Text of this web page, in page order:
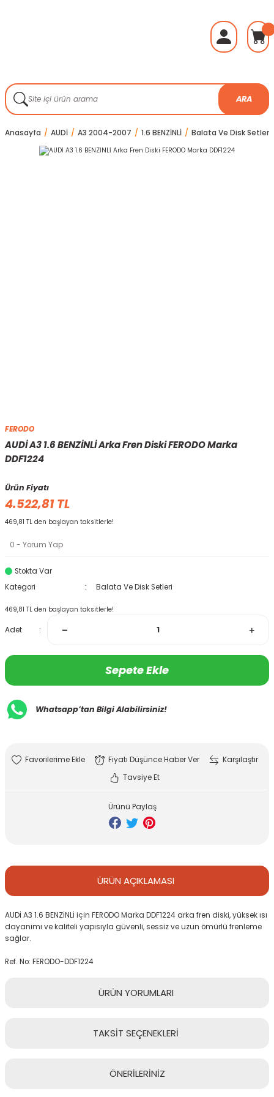
ARA
Anasayfa AUDİ A3 2004-2007 1.6 BENZİNLİ Balata Ve Disk Setleri
FERODO
AUDİ A3 1.6 BENZİNLİ Arka Fren Diski FERODO Marka
DDF1224
Ürün Fiyatı
4.522,81 TL
469,81 TL den başlayan taksitlerle!
0 - Yorum Yap
Stokta Var
Kategori
Balata Ve Disk Setleri
469,81 TL den başlayan taksitlerle!
Adet
Sepete Ekle
Whatsapp’tan Bilgi Alabilirsiniz!
Fiyatı Düşünce Haber Ver
Karşılaştır
Tavsiye Et
Ürünü Paylaş
ÜRÜN AÇIKLAMASI
AUDİ A3 1.6 BENZİNLİ için FERODO Marka DDF1224 arka fren diski, yüksek ısı
dayanımı ve kaliteli yapısıyla güvenli, sessiz ve uzun ömürlü frenleme
sağlar.
Ref. No: FERODO-DDF1224
ÜRÜN YORUMLARI
TAKSİT SEÇENEKLERİ
ÖNERİLERİNİZ